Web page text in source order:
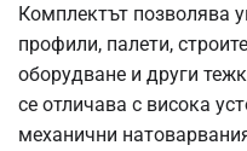
Комплектът позволява
профили, палети,
оборудване и други
се отличава с висока
механични